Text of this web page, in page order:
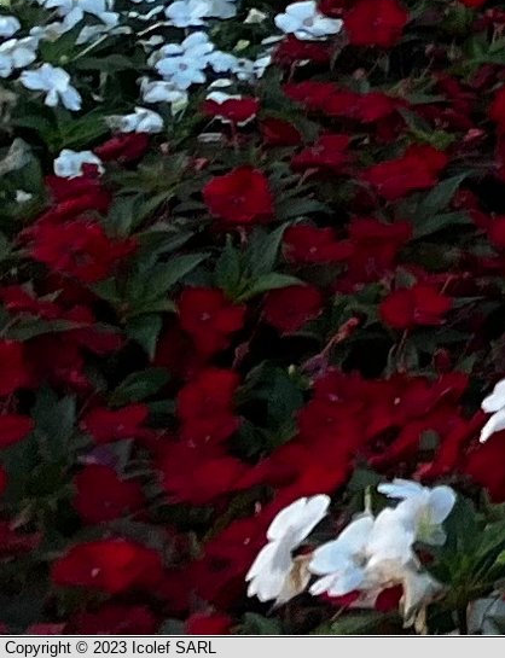
Copyright © 2023 Icolef SARL